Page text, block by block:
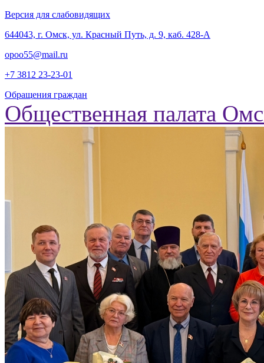
Версия для слабовидящих
‎644043, г. Омск, ул. Красный Путь, д. 9, каб. 428-А
opoo55@mail.ru
+7 3812 23-23-01
Обращения граждан
Общественная палата